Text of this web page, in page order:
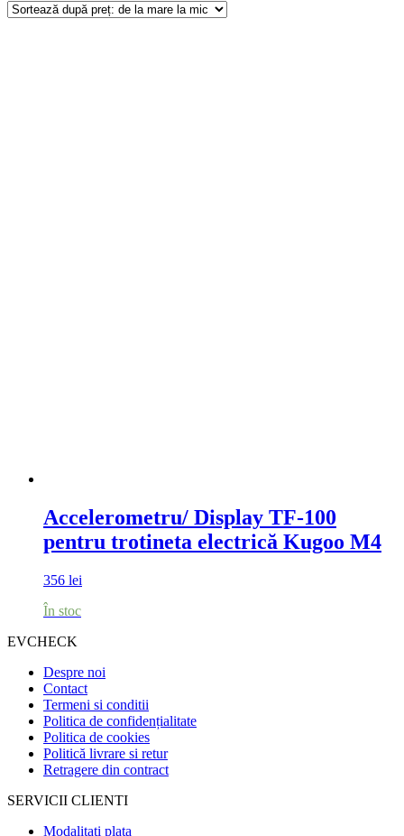
Accelerometru/ Display TF-100
pentru trotineta electrică Kugoo M4
356 lei
În stoc
EVCHECK
Despre noi
Contact
Termeni si conditii
Politica de confidențialitate
Politica de cookies
Politică livrare si retur
Retragere din contract
SERVICII CLIENTI
Modalitati plata